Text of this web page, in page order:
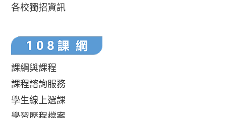
各校獨招資訊
課綱與課程
課程諮詢服務
學生線上選課